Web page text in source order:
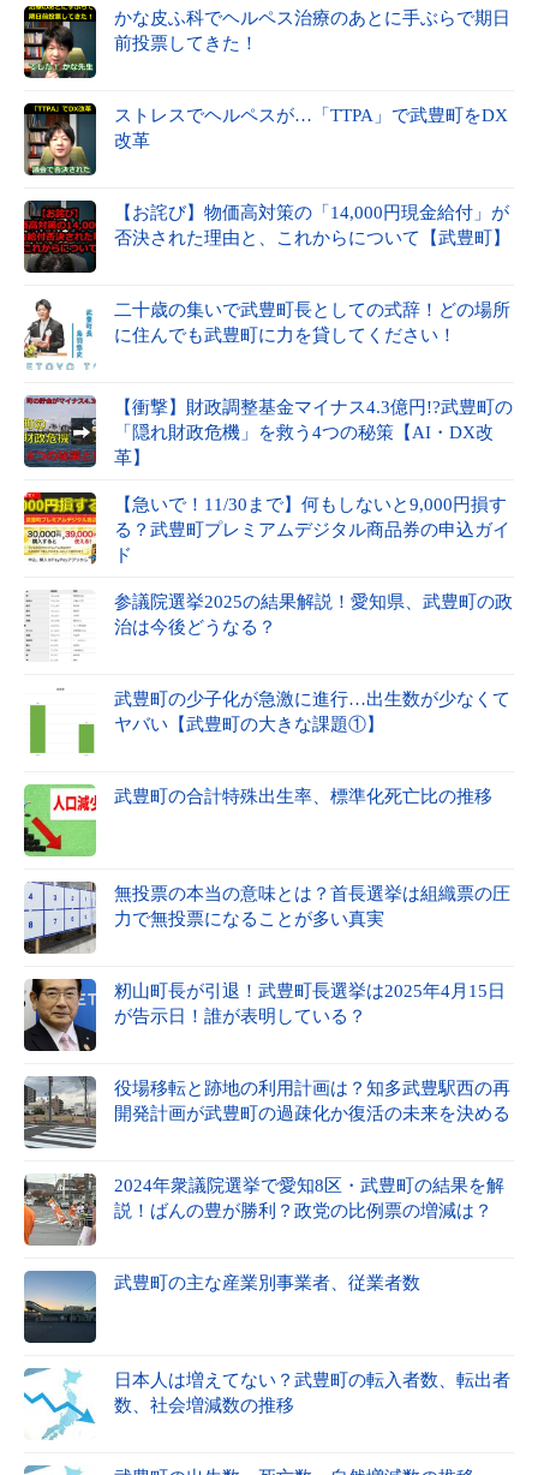
かな皮ふ科でヘルペス治療のあとに手ぶらで期日
前投票してきた！
ストレスでヘルペスが…「TTPA」で武豊町をDX
改革
【お詫び】物価高対策の「14,000円現金給付」が
否決された理由と、これからについて【武豊町】
二十歳の集いで武豊町長としての式辞！どの場所
に住んでも武豊町に力を貸してください！
【衝撃】財政調整基金マイナス4.3億円!?武豊町の
「隠れ財政危機」を救う4つの秘策【AI・DX改
革】
【急いで！11/30まで】何もしないと9,000円損す
る？武豊町プレミアムデジタル商品券の申込ガイ
ド
参議院選挙2025の結果解説！愛知県、武豊町の政
治は今後どうなる？
武豊町の少子化が急激に進行…出生数が少なくて
ヤバい【武豊町の大きな課題①】
武豊町の合計特殊出生率、標準化死亡比の推移
無投票の本当の意味とは？首長選挙は組織票の圧
力で無投票になることが多い真実
籾山町長が引退！武豊町長選挙は2025年4月15日
が告示日！誰が表明している？
役場移転と跡地の利用計画は？知多武豊駅西の再
開発計画が武豊町の過疎化か復活の未来を決める
2024年衆議院選挙で愛知8区・武豊町の結果を解
説！ばんの豊が勝利？政党の比例票の増減は？
武豊町の主な産業別事業者、従業者数
日本人は増えてない？武豊町の転入者数、転出者
数、社会増減数の推移